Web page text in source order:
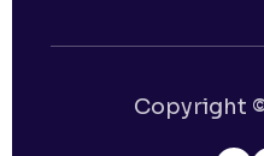
Copyright